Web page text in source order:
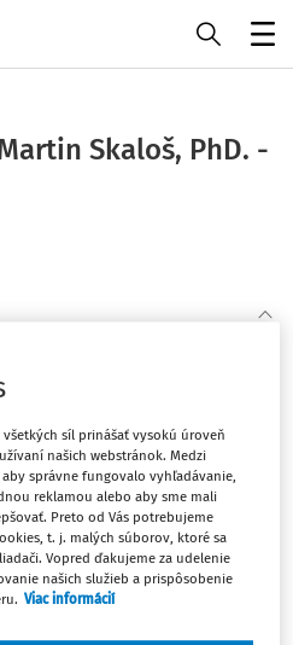
Skaloš, PhD. -
2
všetkých síl prinášať vysokú úroveň
našich webstránok. Medzi
správne fungovalo vyhľadávanie,
reklamou alebo aby sme mali
Preto od Vás potrebujeme
t. j. malých súborov, ktoré sa
Vopred ďakujeme za udelenie
našich služieb a prispôsobenie
Viac informácií